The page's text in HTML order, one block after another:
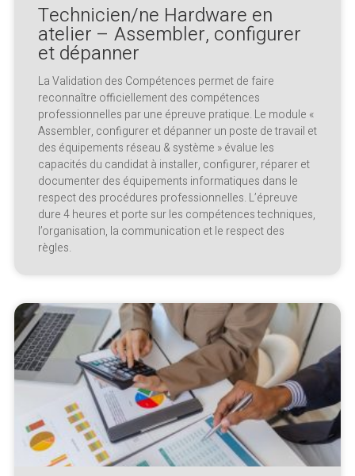
Technicien/ne Hardware en
atelier – Assembler, configurer
et dépanner
La Validation des Compétences permet de faire
reconnaître officiellement des compétences
professionnelles par une épreuve pratique. Le module «
Assembler, configurer et dépanner un poste de travail et
des équipements réseau & système » évalue les
capacités du candidat à installer, configurer, réparer et
documenter des équipements informatiques dans le
respect des procédures professionnelles. L’épreuve
dure 4 heures et porte sur les compétences techniques,
l’organisation, la communication et le respect des
règles.